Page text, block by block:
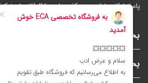
پاساژ توکل، طبقه زیرهمکف، واحد B6 (تاپ ترونیک)
بخش‌های فروشگاه
بخش‌های سایت